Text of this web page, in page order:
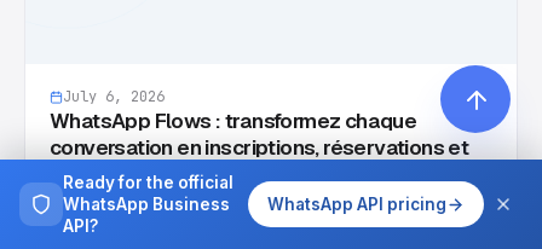
July 6, 2026
WhatsApp Flows : transformez chaque
conversation en inscriptions, réservations et
avis 5 étoiles
Ready for the official
WhatsApp Business
API?
WhatsApp API pricing